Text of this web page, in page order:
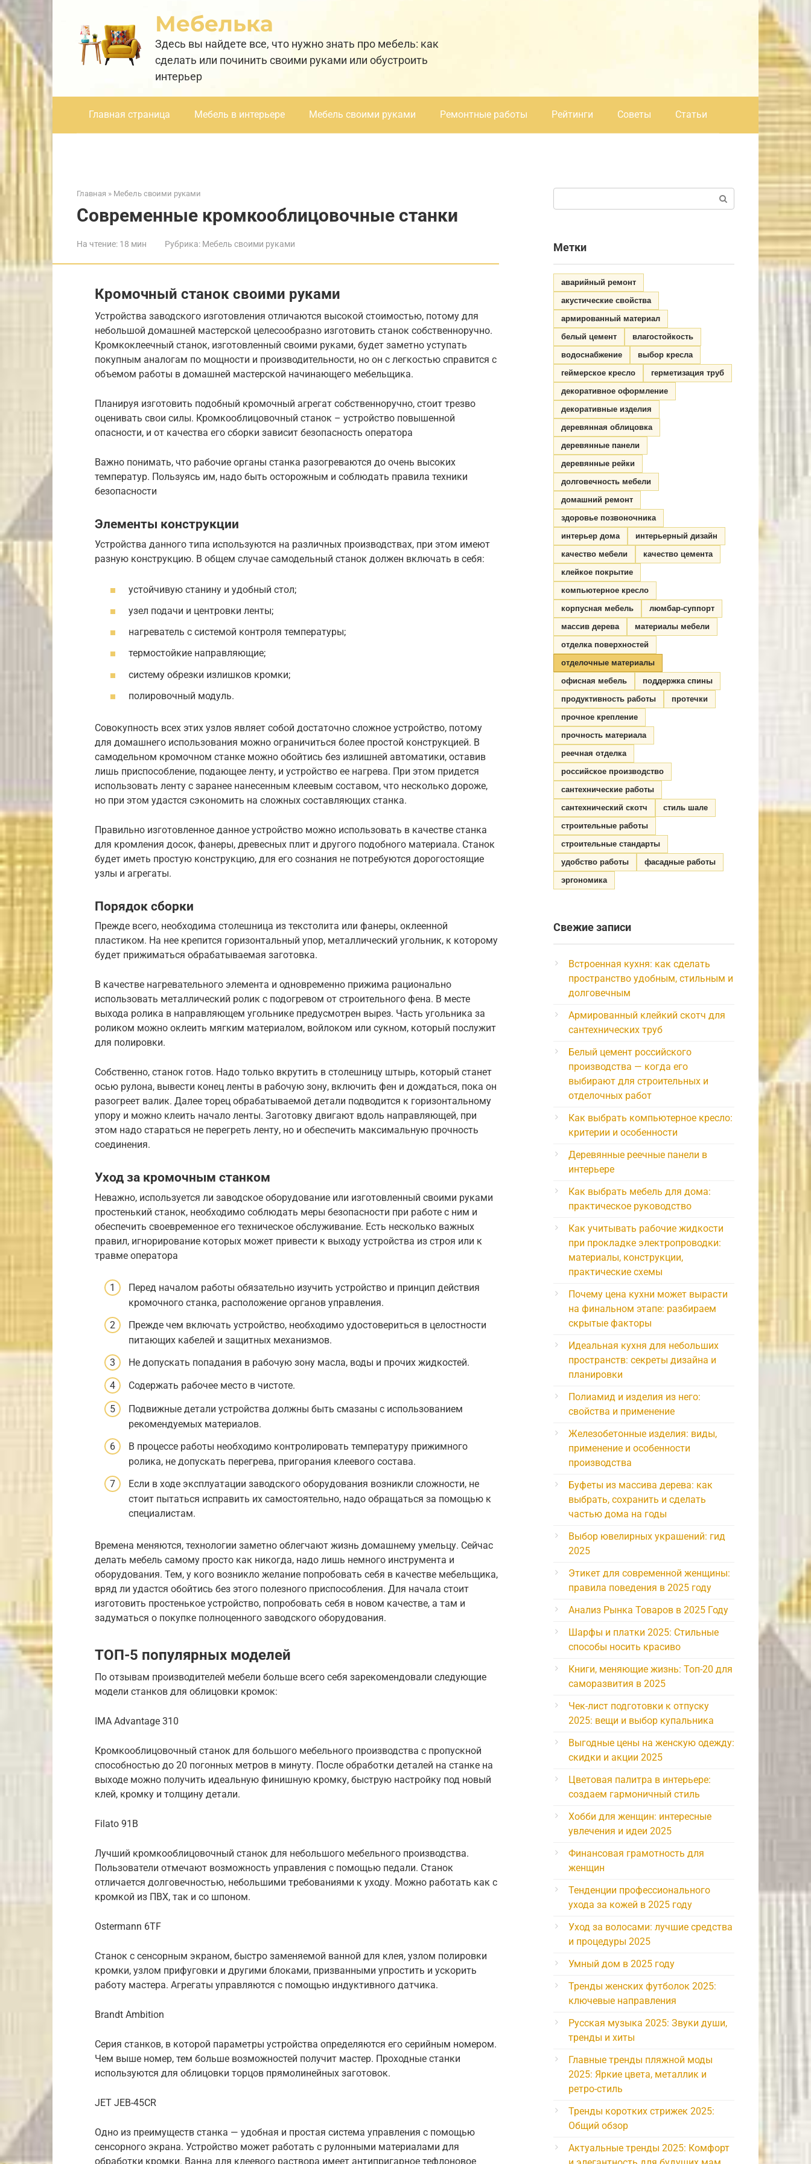
Перейти
к
контенту
Мебелька
Здесь вы найдете все, что нужно знать про мебель: как
сделать или починить своими руками или обустроить
интерьер
Главная страница Мебель в интерьере Мебель своими руками Ремонтные работы Рейтинги Советы Статьи
Главная » Мебель своими руками
Современные кромкооблицовочные станки
На чтение: 18 мин Рубрика: Мебель своими руками
Кромочный станок своими руками
Устройства заводского изготовления отличаются высокой стоимостью, потому для
небольшой домашней мастерской целесообразно изготовить станок собственноручно.
Кромкоклеечный станок, изготовленный своими руками, будет заметно уступать
покупным аналогам по мощности и производительности, но он с легкостью справится с
объемом работы в домашней мастерской начинающего мебельщика.
Планируя изготовить подобный кромочный агрегат собственноручно, стоит трезво
оценивать свои силы. Кромкооблицовочный станок – устройство повышенной
опасности, и от качества его сборки зависит безопасность оператора
Важно понимать, что рабочие органы станка разогреваются до очень высоких
температур. Пользуясь им, надо быть осторожным и соблюдать правила техники
безопасности
Элементы конструкции
Устройства данного типа используются на различных производствах, при этом имеют
разную конструкцию. В общем случае самодельный станок должен включать в себя:
устойчивую станину и удобный стол;
узел подачи и центровки ленты;
нагреватель с системой контроля температуры;
термостойкие направляющие;
систему обрезки излишков кромки;
полировочный модуль.
Совокупность всех этих узлов являет собой достаточно сложное устройство, потому
для домашнего использования можно ограничиться более простой конструкцией. В
самодельном кромочном станке можно обойтись без излишней автоматики, оставив
лишь приспособление, подающее ленту, и устройство ее нагрева. При этом придется
использовать ленту с заранее нанесенным клеевым составом, что несколько дороже,
но при этом удастся сэкономить на сложных составляющих станка.
Правильно изготовленное данное устройство можно использовать в качестве станка
для кромления досок, фанеры, древесных плит и другого подобного материала. Станок
будет иметь простую конструкцию, для его сознания не потребуются дорогостоящие
узлы и агрегаты.
Порядок сборки
Прежде всего, необходима столешница из текстолита или фанеры, оклеенной
пластиком. На нее крепится горизонтальный упор, металлический угольник, к которому
будет прижиматься обрабатываемая заготовка.
В качестве нагревательного элемента и одновременно прижима рационально
использовать металлический ролик с подогревом от строительного фена. В месте
выхода ролика в направляющем угольнике предусмотрен вырез. Часть угольника за
роликом можно оклеить мягким материалом, войлоком или сукном, который послужит
для полировки.
Собственно, станок готов. Надо только вкрутить в столешницу штырь, который станет
осью рулона, вывести конец ленты в рабочую зону, включить фен и дождаться, пока он
разогреет валик. Далее торец обрабатываемой детали подводится к горизонтальному
упору и можно клеить начало ленты. Заготовку двигают вдоль направляющей, при
этом надо стараться не перегреть ленту, но и обеспечить максимальную прочность
соединения.
Уход за кромочным станком
Неважно, используется ли заводское оборудование или изготовленный своими руками
простенький станок, необходимо соблюдать меры безопасности при работе с ним и
обеспечить своевременное его техническое обслуживание. Есть несколько важных
правил, игнорирование которых может привести к выходу устройства из строя или к
травме оператора
Перед началом работы обязательно изучить устройство и принцип действия
кромочного станка, расположение органов управления.
Прежде чем включать устройство, необходимо удостовериться в целостности
питающих кабелей и защитных механизмов.
Не допускать попадания в рабочую зону масла, воды и прочих жидкостей.
Содержать рабочее место в чистоте.
Подвижные детали устройства должны быть смазаны с использованием
рекомендуемых материалов.
В процессе работы необходимо контролировать температуру прижимного
ролика, не допускать перегрева, пригорания клеевого состава.
Если в ходе эксплуатации заводского оборудования возникли сложности, не
стоит пытаться исправить их самостоятельно, надо обращаться за помощью к
специалистам.
Времена меняются, технологии заметно облегчают жизнь домашнему умельцу. Сейчас
делать мебель самому просто как никогда, надо лишь немного инструмента и
оборудования. Тем, у кого возникло желание попробовать себя в качестве мебельщика,
вряд ли удастся обойтись без этого полезного приспособления. Для начала стоит
изготовить простенькое устройство, попробовать себя в новом качестве, а там и
задуматься о покупке полноценного заводского оборудования.
ТОП-5 популярных моделей
По отзывам производителей мебели больше всего себя зарекомендовали следующие
модели станков для облицовки кромок:
IMA Advantage 310
Кромкооблицовочный станок для большого мебельного производства с пропускной
способностью до 20 погонных метров в минуту. После обработки деталей на станке на
выходе можно получить идеальную финишную кромку, быструю настройку под новый
клей, кромку и толщину детали.
Filato 91B
Лучший кромкооблицовочный станок для небольшого мебельного производства.
Пользователи отмечают возможность управления с помощью педали. Станок
отличается долговечностью, небольшими требованиями к уходу. Можно работать как с
кромкой из ПВХ, так и со шпоном.
Ostermann 6TF
Станок с сенсорным экраном, быстро заменяемой ванной для клея, узлом полировки
кромки, узлом прифуговки и другими блоками, призванными упростить и ускорить
работу мастера. Агрегаты управляются с помощью индуктивного датчика.
Brandt Ambition
Серия станков, в которой параметры устройства определяются его серийным номером.
Чем выше номер, тем больше возможностей получит мастер. Проходные станки
используются для облицовки торцов прямолинейных заготовок.
JET JEB-45CR
Одно из преимуществ станка — удобная и простая система управления с помощью
сенсорного экрана. Устройство может работать с рулонными материалами для
обработки кромки. Ванна для клеевого раствора имеет антипригарное тефлоновое
Метки
аварийный ремонт
акустические свойства
армированный материал
белый цемент
влагостойкость
водоснабжение
выбор кресла
геймерское кресло
герметизация труб
декоративное оформление
декоративные изделия
деревянная облицовка
деревянные панели
деревянные рейки
долговечность мебели
домашний ремонт
здоровье позвоночника
интерьер дома
интерьерный дизайн
качество мебели
качество цемента
клейкое покрытие
компьютерное кресло
корпусная мебель
люмбар-суппорт
массив дерева
материалы мебели
отделка поверхностей
отделочные материалы
офисная мебель
поддержка спины
продуктивность работы
протечки
прочное крепление
прочность материала
реечная отделка
российское производство
сантехнические работы
сантехнический скотч
стиль шале
строительные работы
строительные стандарты
удобство работы
фасадные работы
эргономика
Свежие записи
Встроенная кухня: как сделать
пространство удобным, стильным и
долговечным
Армированный клейкий скотч для
сантехнических труб
Белый цемент российского
производства — когда его
выбирают для строительных и
отделочных работ
Как выбрать компьютерное кресло:
критерии и особенности
Деревянные реечные панели в
интерьере
Как выбрать мебель для дома:
практическое руководство
Как учитывать рабочие жидкости
при прокладке электропроводки:
материалы, конструкции,
практические схемы
Почему цена кухни может вырасти
на финальном этапе: разбираем
скрытые факторы
Идеальная кухня для небольших
пространств: секреты дизайна и
планировки
Полиамид и изделия из него:
свойства и применение
Железобетонные изделия: виды,
применение и особенности
производства
Буфеты из массива дерева: как
выбрать, сохранить и сделать
частью дома на годы
Выбор ювелирных украшений: гид
2025
Этикет для современной женщины:
правила поведения в 2025 году
Анализ Рынка Товаров в 2025 Году
Шарфы и платки 2025: Стильные
способы носить красиво
Книги, меняющие жизнь: Топ-20 для
саморазвития в 2025
Чек-лист подготовки к отпуску
2025: вещи и выбор купальника
Выгодные цены на женскую одежду:
скидки и акции 2025
Цветовая палитра в интерьере:
создаем гармоничный стиль
Хобби для женщин: интересные
увлечения и идеи 2025
Финансовая грамотность для
женщин
Тенденции профессионального
ухода за кожей в 2025 году
Уход за волосами: лучшие средства
и процедуры 2025
Умный дом в 2025 году
Тренды женских футболок 2025:
ключевые направления
Русская музыка 2025: Звуки души,
тренды и хиты
Главные тренды пляжной моды
2025: Яркие цвета, металлик и
ретро-стиль
Тренды коротких стрижек 2025:
Общий обзор
Актуальные тренды 2025: Комфорт